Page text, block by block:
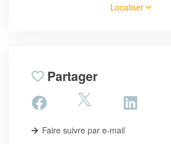
Localiser
Partager
Faire suivre par e-mail